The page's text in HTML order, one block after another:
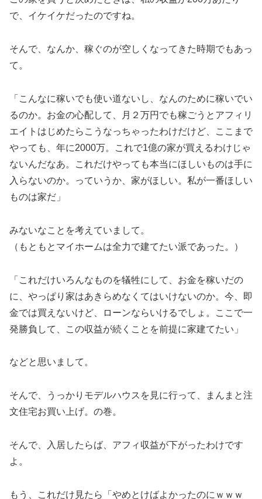
で、イケイケだったのですね。
そんで、なんか、稼ぐのが空しくなってきた時期でもあっ
て。
「こんなに稼いでも使い道ないし、なんのために稼いでい
るのか。お金の心配して、月２万円でも稼ごうとアフィリ
エイトはじめたらこうなっちゃったわけだけど、ここまで
やっても、年に2000万。これで1億の家が買えるわけじゃ
ないんだなあ。これだけやっても本当にほしいものは手に
入らないのか。っていうか、家がほしい。私が一番ほしい
ものは家だ」
みないなことを考えていまして。
（もともとマイホームは全力で建てたい派であった。）
「これだけいろんなものを犠牲にして、お金を稼いだの
に、やっぱり家はあきらめなくてはいけないのか。今、即
金では買えないけど、ローンならいけるでしょ。ここで一
発勝負して、この収益が続くことを前提に家建てたい」
などと思いまして。
そんで、うっかりモデルハウスを見に行って、まんまと注
文住宅お買い上げ。の巻。
そんで、入居したらば、アフィ収益が下がったわけです
よ。
もう、これだけ見たら「やめとけばよかったのにｗｗｗ